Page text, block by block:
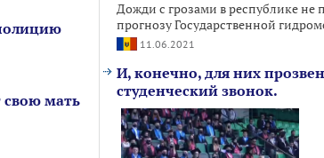
мать
Дожди с грозами в республике не
прогнозу Государственной
11.06.2021
И, конечно, для них
студенческий звонок.